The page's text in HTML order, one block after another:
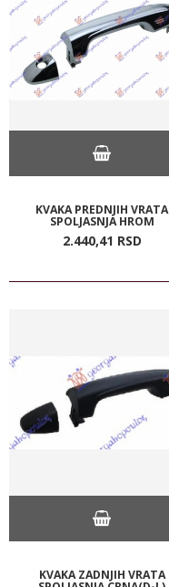
KVAKA PREDNJIH VRATA
SPOLJASNJA HROM
2.440,41 RSD
KVAKA ZADNJIH VRATA